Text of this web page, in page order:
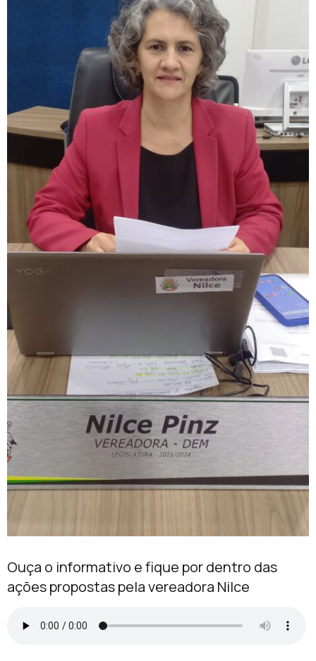
Ouça o informativo e fique por dentro das
ações propostas pela vereadora Nilce